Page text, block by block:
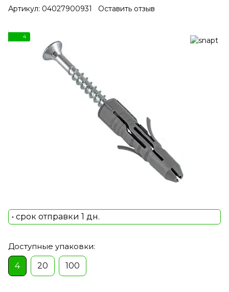
Артикул: 04027900931 Оставить отзыв
4
• срок отправки 1 дн.
Доступные упаковки:
4
20 100